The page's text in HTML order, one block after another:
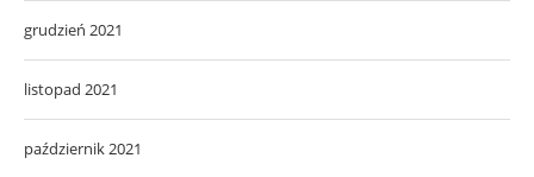
grudzień 2021
listopad 2021
październik 2021